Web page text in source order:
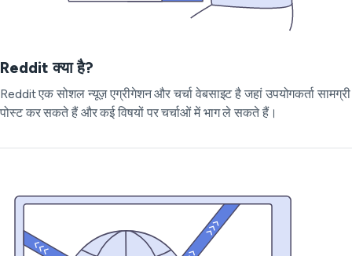
Reddit क्या है?
Reddit एक सोशल न्यूज़ एग्रीगेशन और चर्चा वेबसाइट है जहां उपयोगकर्ता सामग्री
पोस्ट कर सकते हैं और कई विषयों पर चर्चाओं में भाग ले सकते हैं।